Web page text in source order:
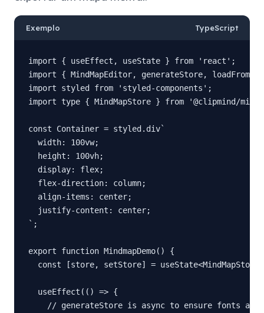
Exemplo TypeScript
import { useEffect, useState } from 'react';
import { MindMapEditor, generateStore,
import styled from 'styled-components';
import type { MindMapStore } from '@clipmind/
const Container = styled.div`
  width: 100vw;
  height: 100vh;
  display: flex;
  flex-direction: column;
  align-items: center;
  justify-content: center;
`;
export function MindmapDemo() {
const [store, setStore] = useState<MindMapStore
  useEffect(() => {
// generateStore is async to ensure fonts